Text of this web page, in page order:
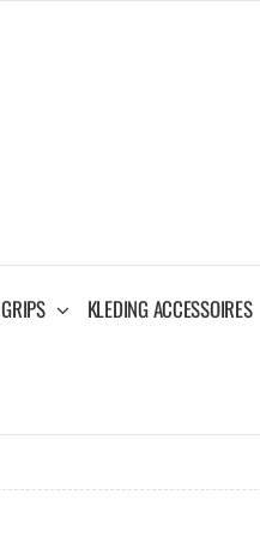
GRIPS KLEDING ACCESSOIRES